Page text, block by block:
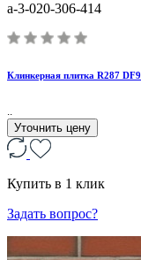
a-3-020-306-414
Клинкерная плитка R287 DF9
..
Уточнить цену
Купить в 1 клик
Задать вопрос?